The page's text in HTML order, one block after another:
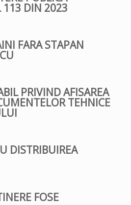
113 DIN 2023
FARA STAPAN
PRIVIND AFISAREA
TEHNICE
DISTRIBUIREA
FOSE